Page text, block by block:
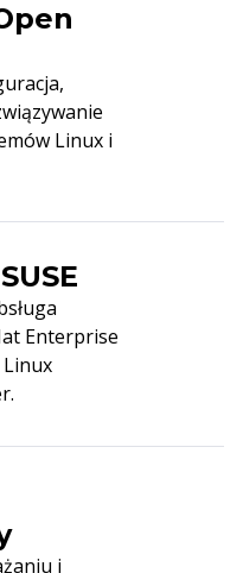
Linux i
Enterprise
Linux
i